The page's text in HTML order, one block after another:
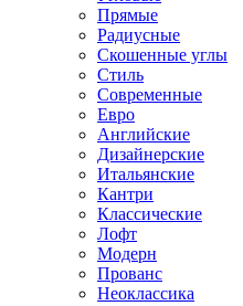
Прямые
Радиусные
Скошенные углы
Стиль
Современные
Евро
Английские
Дизайнерские
Итальянские
Кантри
Классические
Лофт
Модерн
Прованс
Неоклассика